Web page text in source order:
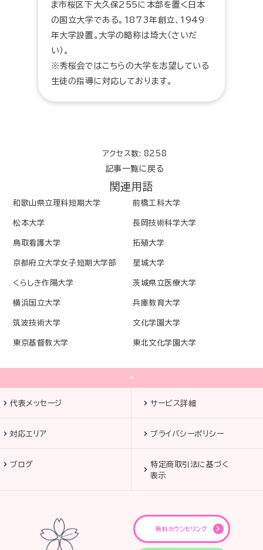
ま市桜区下大久保255に本部を置く日本
の国立大学である。1873年創立、1949
年大学設置。大学の略称は埼大（さいだ
い）。
※秀桜会ではこちらの大学を志望している
生徒の指導に対応しております。
アクセス数: 8258
記事一覧に戻る
関連用語
和歌山県立理科短期大学 前橋工科大学
松本大学 長岡技術科学大学
鳥取看護大学 拓殖大学
京都府立大学女子短期大学部 星城大学
くらしき作陽大学 茨城県立医療大学
横浜国立大学 兵庫教育大学
筑波技術大学 文化学園大学
東京基督教大学 東北文化学園大学
代表メッセージ サービス詳細
対応エリア プライバシーポリシー
ブログ
特定商取引法に基づく
表示
無料カウンセリング